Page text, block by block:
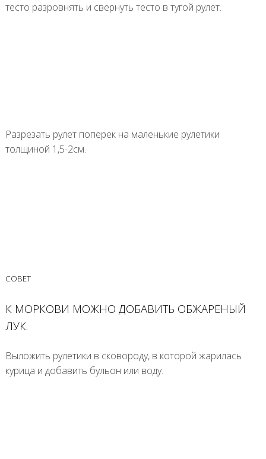
тесто разровнять и свернуть тесто в тугой рулет.
Разрезать рулет поперек на маленькие рулетики
толщиной 1,5-2см.
СОВЕТ
К МОРКОВИ МОЖНО ДОБАВИТЬ ОБЖАРЕНЫЙ
ЛУК.
Выложить рулетики в сковороду, в которой жарилась
курица и добавить бульон или воду.